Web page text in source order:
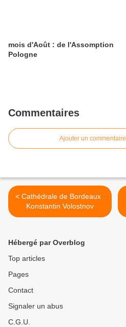
mois d'Août : de l'Assomption
Pologne
Commentaires
Ajouter un commentaire
< Cathédrale de Bordeaux .
Konstantin Volostnov
Hébergé par Overblog
Top articles
Pages
Contact
Signaler un abus
C.G.U.